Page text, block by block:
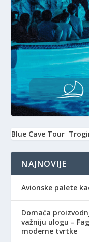
Blue Cave Tour
NAJNOVIJE
Avionske palete
Domaća
važniju ulogu –
moderne tvrtke